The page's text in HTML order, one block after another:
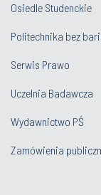
Osiedle Studenckie
Politechnika bez
Serwis Prawo
Uczelnia Badawcza
Wydawnictwo PŚ
Zamówienia